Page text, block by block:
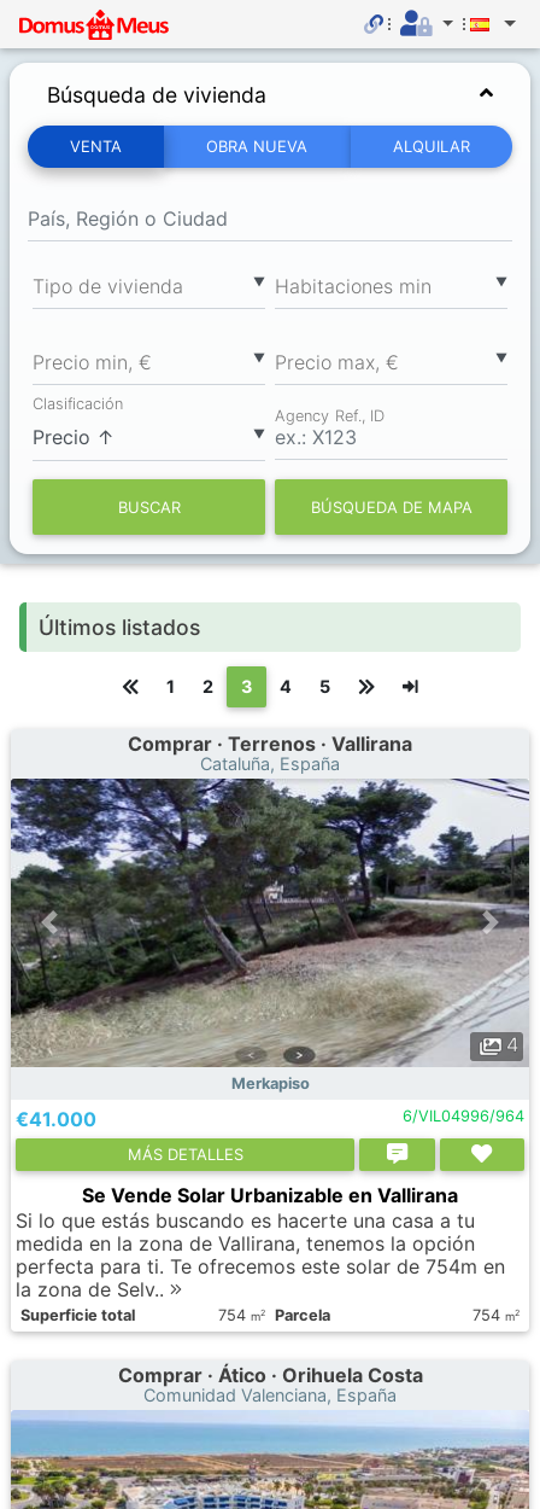
Búsqueda de vivienda
VENTA OBRA NUEVA ALQUILAR
▼
Tipo de vivienda ▼
Habitaciones min
▼
Precio min, € ▼
Precio max, €
▼
Clasificación
Agency Ref., ID
BUSCAR BÚSQUEDA DE MAPA
Últimos listados
1 2 3(текущая)
4 5
Comprar · Terrenos · Vallirana
Cataluña, España
4
Merkapiso
€41.000 6/VIL04996/964
МÁS DETALLES
Se Vende Solar Urbanizable en Vallirana
Si lo que estás buscando es hacerte una casa a tu
medida en la zona de Vallirana, tenemos la opción
perfecta para ti. Te ofrecemos este solar de 754m en
la zona de Selv..
Superficie total 754 m2 Parcela 754 m2
Comprar · Ático · Orihuela Costa
Comunidad Valenciana, España